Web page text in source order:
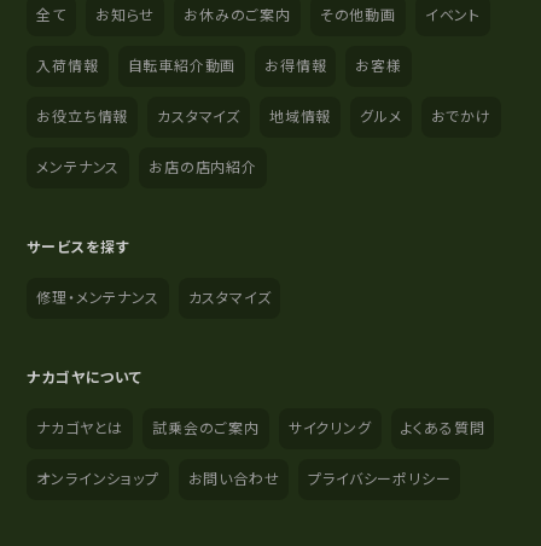
全て お知らせ お休みのご案内 その他動画 イベント
入荷情報 自転車紹介動画 お得情報 お客様
お役立ち情報 カスタマイズ 地域情報 グルメ おでかけ
メンテナンス お店の店内紹介
サービスを探す
修理・メンテナンス カスタマイズ
ナカゴヤについて
ナカゴヤとは 試乗会のご案内 サイクリング よくある質問
オンラインショップ お問い合わせ プライバシーポリシー